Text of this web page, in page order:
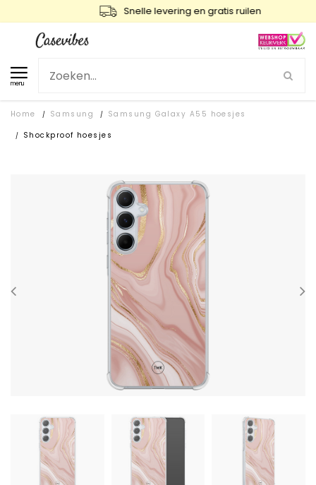
Snelle levering en gratis ruilen
menu
Home / Samsung / Samsung Galaxy A55 hoesjes
/ Shockproof hoesjes